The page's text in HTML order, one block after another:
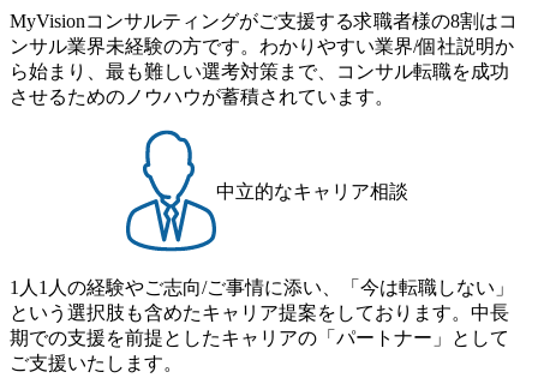
で主体的に動ける方 ・年齢にこだわらず、アドバイスを素
直に受け取れる方 ・推進力のある方
6年8月23日(日)にSustainable SCM SU 1day選考会を開催いた
します。 当SUは「GlobalでのSCM構築」や「物流・調達コ
ストの構造改革」といった伝統的なテーマに留まらずクラ
イアントがこれから取組むべき「グリーントランスフォー
った社会課題やテーマに対して、グローバル知見と最新の
事例などを基に企業の構造改革と社会価値の創造の取り組
みを行うプロフェッショナルチームです。 今回1day選考対
象となるポジションは下記となります。 ・コンサルタント
(調達改革・設備O&M)【SCS SU】 ・コンサルタント(ECM/
流改革/需給プロセス改革)【SSC SU】 ・SCM/ECMデータ・
プロセス分析・AI活用_Sustainable SCM Strategy Unit(Strategy
Consultant職)≪東京・大阪≫ ・コンサルタント(SCS SUオー
プンポジション)【SCS SU】 ※当日は全体での会社説明な
食事などのカジュアルな交流、実際のプロジェクトのケー
ススタディ、1対1の模擬面接等、複数のセッションを約1か
月の期間に渡り行い、選考にご参加いただきます。コンサ
ルタント未経験の方でも、戦略コンサルタントの具体的な
仕事内容からお話をさせていただきますので、戦略コンサ
ルティングにご興味をお持ちの方は、この機会にぜひご応
にはWebテストを8月20日までに受験いただきます ・8月21
日までにプログラム参加者をご案内します ・初回プログラ
ム : 8月29日(土)10:00～13:30 @ベイン東京オフィス(六本木)
・プログラム期間中はコンサルタントとの食事会、プロジ
ェクトのご紹介、ケースワークショップなどを実施します
・10月17日(土)開催の選考会にて採用面接を実施する予定で
す ※ご都合が合わない方は別途調整いたします 初回プロ
MyVisionコンサルティングがご支援する求職者様の8割はコ
ンサル業界未経験の方です。わかりやすい業界/個社説明か
ら始まり、最も難しい選考対策まで、コンサル転職を成功
させるためのノウハウが蓄積されています。
中立的なキャリア相談
1人1人の経験やご志向/ご事情に添い、「今は転職しない」
という選択肢も含めたキャリア提案をしております。中長
期での支援を前提としたキャリアの「パートナー」として
ご支援いたします。